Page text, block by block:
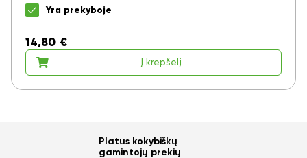
Yra prekyboje
14,80 €
Į krepšelį
Platus kokybiškų
gamintojų prekių